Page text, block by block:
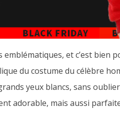
et c’est bien
du costume du célèbre
yeux blancs, sans
adorable, mais aussi